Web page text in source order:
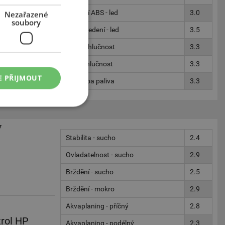
Brždění ABS - led 3.0
Boční vedení - led 3.5
Vnitřní hlučnost 3.3
Vnější hlučnost 3.3
Spotřeba paliva 3.3
HP
Stabilita - sucho 2.4
Ovladatelnost - sucho 2.9
Brždění - sucho 2.5
Brždění - mokro 2.9
Akvaplaning - příčný 2.8
Akvaplaning - podélný 2.3
Nezařazené
soubory
PŘIJMOUT